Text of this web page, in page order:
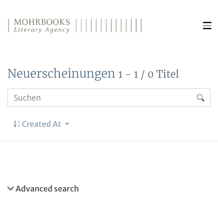
Neuerscheinungen 1 - 1 / 0 Titel
Created At
Advanced search